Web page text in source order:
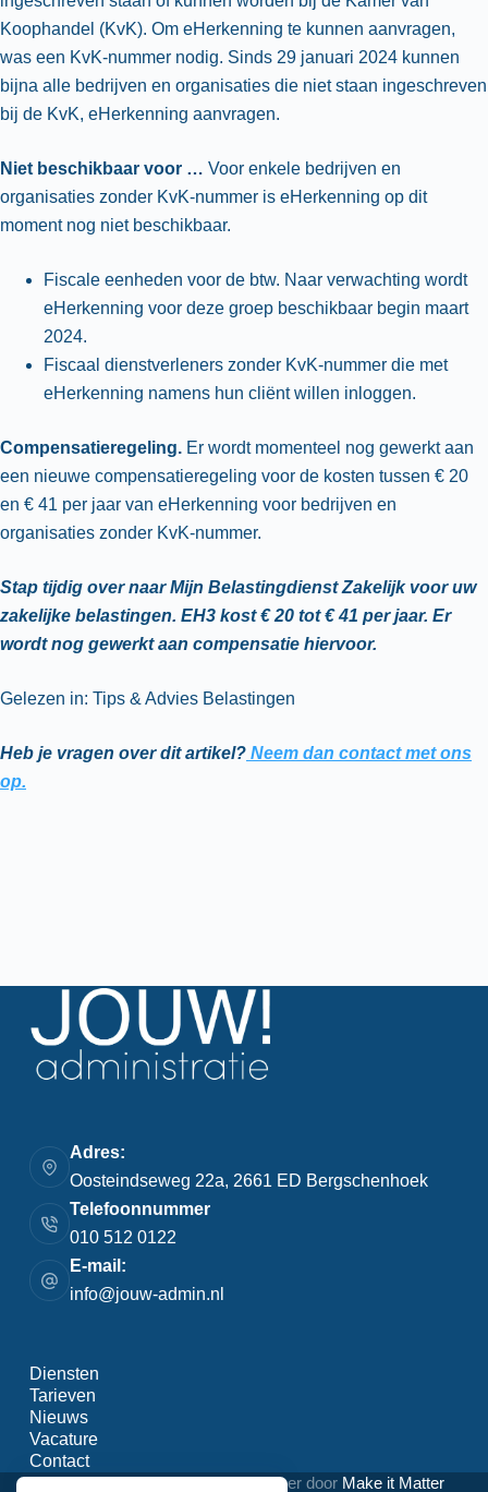
Koophandel (KvK). Om eHerkenning te kunnen aanvragen,
was een KvK-nummer nodig. Sinds 29 januari 2024 kunnen
bijna alle bedrijven en organisaties die niet staan ingeschreven
bij de KvK, eHerkenning aanvragen.
Niet beschikbaar voor … Voor enkele bedrijven en
organisaties zonder KvK-nummer is eHerkenning op dit
moment nog niet beschikbaar.
Fiscale eenheden voor de btw. Naar verwachting wordt
eHerkenning voor deze groep beschikbaar begin maart
2024.
Fiscaal dienstverleners zonder KvK-nummer die met
eHerkenning namens hun cliënt willen inloggen.
Compensatieregeling. Er wordt momenteel nog gewerkt aan
een nieuwe compensatieregeling voor de kosten tussen € 20
en € 41 per jaar van eHerkenning voor bedrijven en
organisaties zonder KvK-nummer.
Stap tijdig over naar Mijn Belastingdienst Zakelijk voor uw
zakelijke belastingen. EH3 kost € 20 tot € 41 per jaar. Er
wordt nog gewerkt aan compensatie hiervoor.
Gelezen in: Tips & Advies Belastingen
Heb je vragen over dit artikel? Neem dan contact met ons
op.
Adres:
Oosteindseweg 22a, 2661 ED Bergschenhoek
Telefoonnummer
010 512 0122
E-mail:
info@jouw-admin.nl
Diensten
Tarieven
Nieuws
Vacature
Contact
Copyright © 2026 - WordPress beheer door Make it Matter